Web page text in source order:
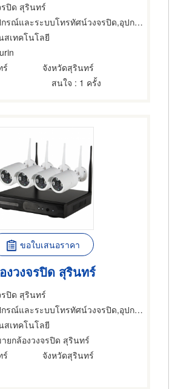
รปิด สุรินทร์
ะระบบโทรทัศน์วงจรปิด,อุปกรณ์และระบบโทรทัศน์วงจรปิด,อุปกรณ์และระบบรักษาความปลอดภัย
สเทคโนโลยี
ร์
จังหวัดสุรินทร์
สนใจ : 1 ครั้ง
ขอใบเสนอราคา
งวงจรปิด สุรินทร์
รปิด สุรินทร์
ะระบบโทรทัศน์วงจรปิด,อุปกรณ์และระบบโทรทัศน์วงจรปิด,อุปกรณ์และระบบรักษาความปลอดภัย
สเทคโนโลยี
ยกล้องวงจรปิด สุรินทร์
ร์
จังหวัดสุรินทร์